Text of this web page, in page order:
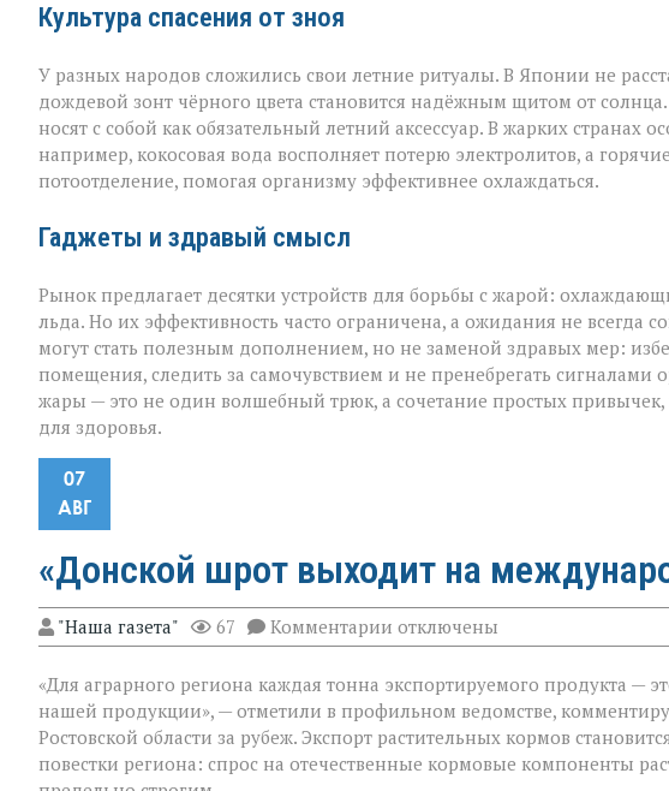
Культура спасения от зноя
У разных народов сложились свои летние ритуалы. В Японии не
дождевой зонт чёрного цвета становится надёжным щитом от
носят с собой как обязательный летний аксессуар. В жарких странах
например, кокосовая вода восполняет потерю электролитов, а
потоотделение, помогая организму эффективнее охлаждаться.
Гаджеты и здравый смысл
Рынок предлагает десятки устройств для борьбы с жарой:
льда. Но их эффективность часто ограничена, а ожидания не всегда
могут стать полезным дополнением, но не заменой здравых мер:
помещения, следить за самочувствием и не пренебрегать сигналами
жары — это не один волшебный трюк, а сочетание простых
для здоровья.
07
АВГ
«Донской шрот выходит на
"Наша газета" 67 Комментарии к
записи
шрот
выходит
международный
уровень»
отключены
«Для аграрного региона каждая тонна экспортируемого продукта —
нашей продукции», — отметили в профильном ведомстве,
Ростовской области за рубеж. Экспорт растительных кормов
повестки региона: спрос на отечественные кормовые компоненты